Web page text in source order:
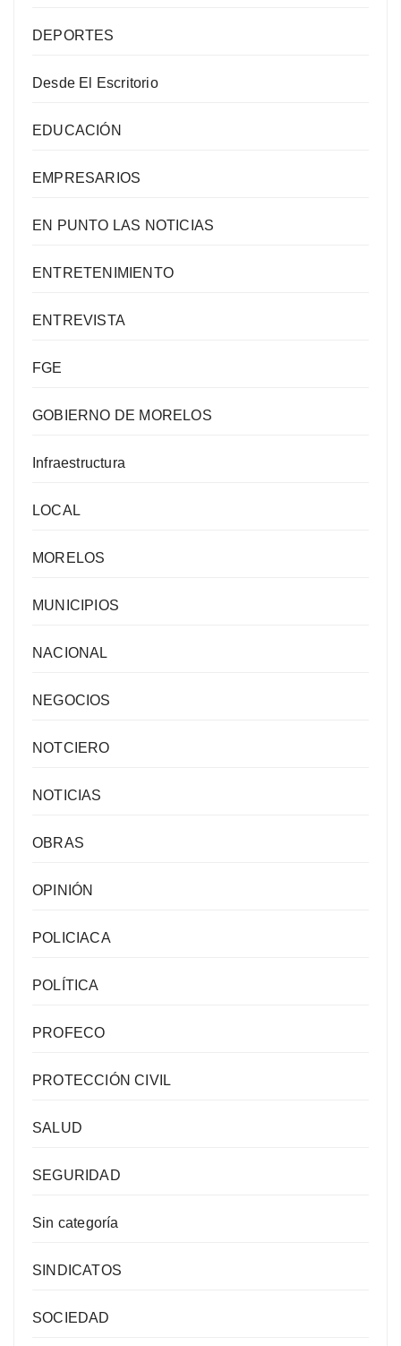
DEPORTES
Desde El Escritorio
EDUCACIÓN
EMPRESARIOS
EN PUNTO LAS NOTICIAS
ENTRETENIMIENTO
ENTREVISTA
FGE
GOBIERNO DE MORELOS
Infraestructura
LOCAL
MORELOS
MUNICIPIOS
NACIONAL
NEGOCIOS
NOTCIERO
NOTICIAS
OBRAS
OPINIÓN
POLICIACA
POLÍTICA
PROFECO
PROTECCIÓN CIVIL
SALUD
SEGURIDAD
Sin categoría
SINDICATOS
SOCIEDAD